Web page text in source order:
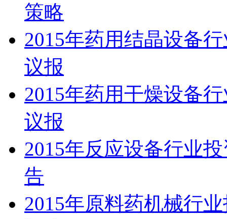
策略
2015年药用结晶设备
议报
2015年药用干燥设备
议报
2015年反应设备行业
告
2015年原料药机械行